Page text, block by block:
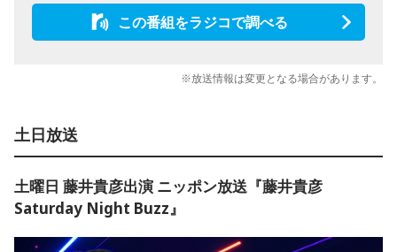
この番組をラジコで調べる
※放送情報は変更となる場合があります。
土日放送
土曜日 藤井貴彦出演 ニッポン放送『藤井貴彦
Saturday Night Buzz』